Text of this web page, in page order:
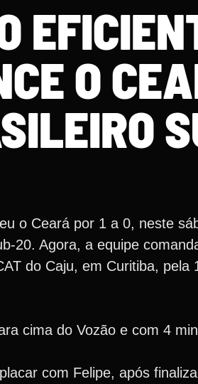
O
o Ceará por 1 a 0, neste
20. Agora, a equipe
do Caju, em Curitiba,
cima do Vozão e com 4
com Felipe, após